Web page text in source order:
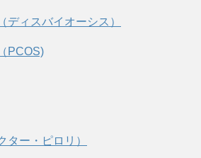
ディスバイオーシス）
PCOS)
ター・ピロリ）